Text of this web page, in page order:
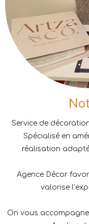
Service de
Spécialisé en
réalisation
Agence Décor
valorise
On vous